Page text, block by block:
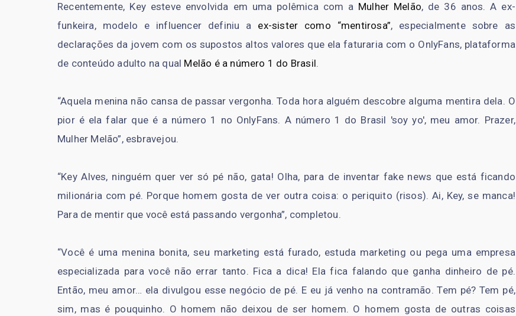
Recentemente, Key esteve envolvida em uma polêmica com a Mulher Melão, de 36 anos. A ex-
funkeira, modelo e influencer definiu a ex-sister como “mentirosa”, especialmente sobre as
declarações da jovem com os supostos altos valores que ela faturaria com o OnlyFans, plataforma
de conteúdo adulto na qual Melão é a número 1 do Brasil.
“Aquela menina não cansa de passar vergonha. Toda hora alguém descobre alguma mentira dela. O
pior é ela falar que é a número 1 no OnlyFans. A número 1 do Brasil 'soy yo', meu amor. Prazer,
Mulher Melão”, esbravejou.
“Key Alves, ninguém quer ver só pé não, gata! Olha, para de inventar fake news que está ficando
milionária com pé. Porque homem gosta de ver outra coisa: o periquito (risos). Ai, Key, se manca!
Para de mentir que você está passando vergonha”, completou.
“Você é uma menina bonita, seu marketing está furado, estuda marketing ou pega uma empresa
especializada para você não errar tanto. Fica a dica! Ela fica falando que ganha dinheiro de pé.
Então, meu amor… ela divulgou esse negócio de pé. E eu já venho na contramão. Tem pé? Tem pé,
sim, mas é pouquinho. O homem não deixou de ser homem. O homem gosta de outras coisas